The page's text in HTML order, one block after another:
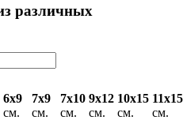
различных
6х9
см.
7х9
см.
7х10
см.
9х12
см.
10х15
см.
11х15
см.